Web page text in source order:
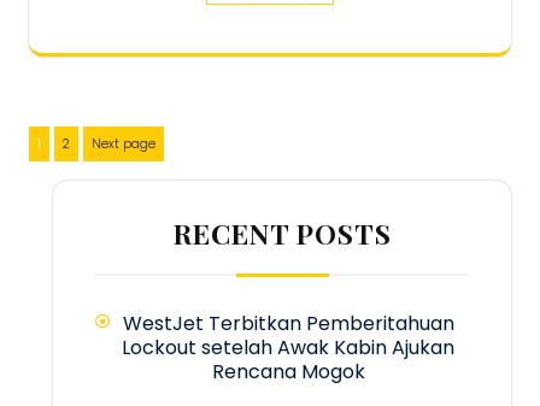
Posts
pagination
Page
1 Page
2 Next page
RECENT POSTS
WestJet Terbitkan Pemberitahuan
Lockout setelah Awak Kabin Ajukan
Rencana Mogok